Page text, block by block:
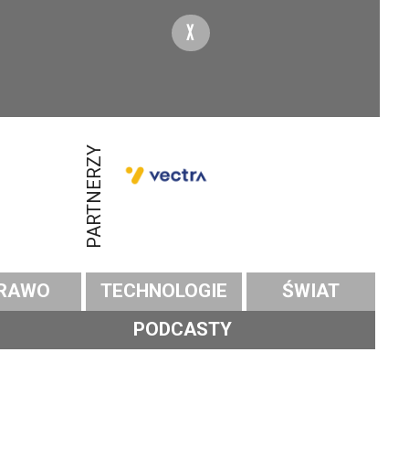
X
PARTNERZY
TECHNOLOGIE
ŚWIAT
PODCASTY